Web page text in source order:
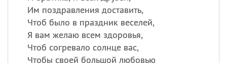
Им поздравления доставить,
Чтоб было в праздник веселей,
Я вам желаю всем здоровья,
Чтоб согревало солнце вас,
Чтобы своей большой любовью
Сегодня празднуют именины
Акакий
Еще